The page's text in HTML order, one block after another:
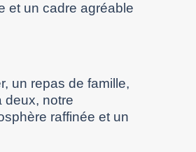
et un cadre agréable
un repas de famille,
deux, notre
raffinée et un